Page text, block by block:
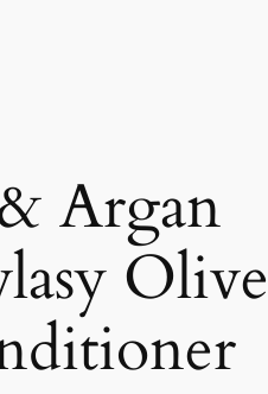
Argan
Olive